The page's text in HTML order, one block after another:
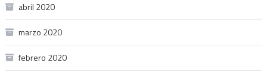
abril 2020
marzo 2020
febrero 2020